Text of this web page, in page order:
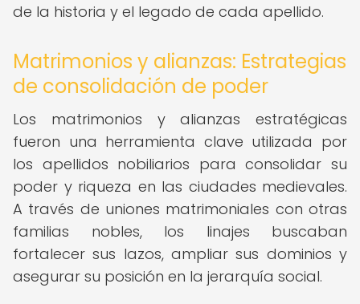
de la historia y el legado de cada apellido.
Matrimonios y alianzas: Estrategias
de consolidación de poder
Los matrimonios y alianzas estratégicas
fueron una herramienta clave utilizada por
los apellidos nobiliarios para consolidar su
poder y riqueza en las ciudades medievales.
A través de uniones matrimoniales con otras
familias nobles, los linajes buscaban
fortalecer sus lazos, ampliar sus dominios y
asegurar su posición en la jerarquía social.